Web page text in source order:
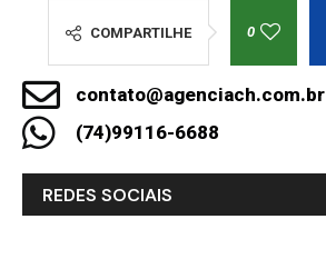
COMPARTILHE 0
contato@agenciach.com.br
(74)99116-6688
REDES SOCIAIS